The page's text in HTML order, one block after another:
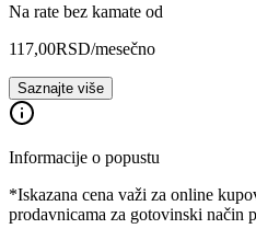
Na rate bez kamate od
117,00RSD/mesečno
Saznajte više
Informacije o popustu
*Iskazana cena važi za online
prodavnicama za gotovinski način